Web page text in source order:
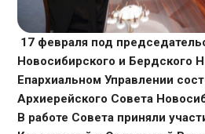
17 февраля под
Новосибирского и Бердского
Епархиальном Управлении
Архиерейского Совета
В работе Совета приняли